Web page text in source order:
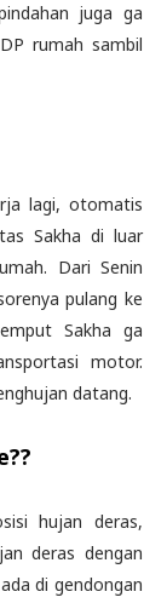
juga ga
rumah sambil
lagi, otomatis
Sakha di luar
Dari Senin
pulang ke
Sakha ga
motor.
datang.
hujan deras,
deras dengan
di gendongan